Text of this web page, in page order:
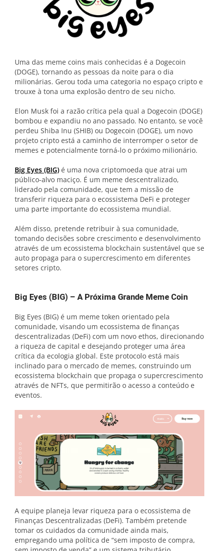
Uma das meme coins mais conhecidas é a Dogecoin
(DOGE), tornando as pessoas da noite para o dia
milionárias. Gerou toda uma categoria no espaço cripto e
trouxe à tona uma explosão dentro de seu nicho.
Elon Musk foi a razão crítica pela qual a Dogecoin (DOGE)
bombou e expandiu no ano passado. No entanto, se você
perdeu Shiba Inu (SHIB) ou Dogecoin (DOGE), um novo
projeto cripto está a caminho de interromper o setor de
memes e potencialmente torná-lo o próximo milionário.
Big Eyes (BIG) é uma nova criptomoeda que atrai um
público-alvo maciço. É um meme descentralizado,
liderado pela comunidade, que tem a missão de
transferir riqueza para o ecossistema DeFi e proteger
uma parte importante do ecossistema mundial.
Além disso, pretende retribuir à sua comunidade,
tomando decisões sobre crescimento e desenvolvimento
através de um ecossistema blockchain sustentável que se
auto propaga para o supercrescimento em diferentes
setores cripto.
Big Eyes (BIG) – A Próxima Grande Meme Coin
Big Eyes (BIG) é um meme token orientado pela
comunidade, visando um ecossistema de finanças
descentralizadas (DeFi) com um novo ethos, direcionando
a riqueza de capital e desejando proteger uma área
crítica da ecologia global. Este protocolo está mais
inclinado para o mercado de memes, construindo um
ecossistema blockchain que propaga o supercrescimento
através de NFTs, que permitirão o acesso a conteúdo e
eventos.
A equipe planeja levar riqueza para o ecossistema de
Finanças Descentralizadas (DeFi). Também pretende
tomar os cuidados da comunidade ainda mais,
empregando uma política de “sem imposto de compra,